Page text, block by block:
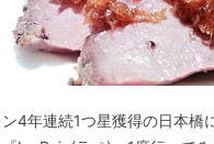
ン4年連続1つ星獲得の日本橋